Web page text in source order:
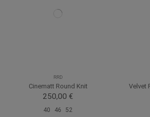
RRD
Cinematt Round Knit
250,00 €
40 46 52
Velvet